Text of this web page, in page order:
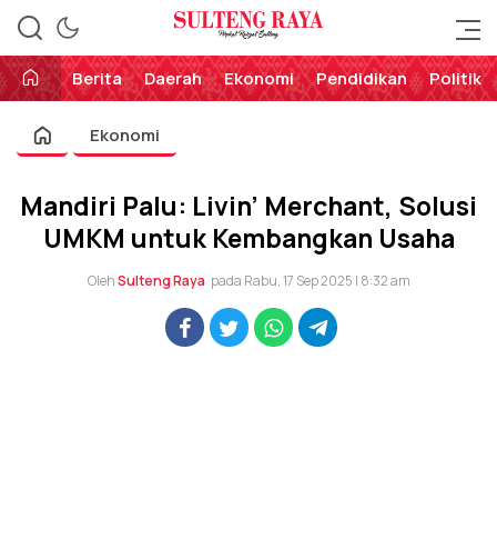
Sulteng Raya
Perekat Rakyat Sulteng
Berita
Daerah Ekonomi Pendidikan Politik
Ekonomi
Mandiri Palu: Livin’ Merchant, Solusi
UMKM untuk Kembangkan Usaha
OlehSulteng Raya pada Rabu, 17 Sep 2025 | 8:32 am